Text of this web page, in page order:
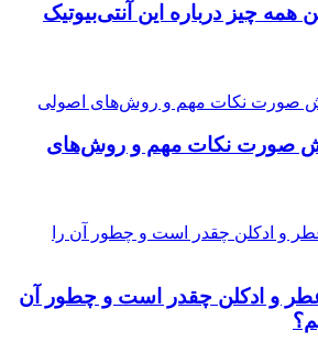
همه چیز درباره این آنتی‌بیوتیک
صورت نکات مهم و روش‌های
عطر و ادکلن چقدر است و چطور آن